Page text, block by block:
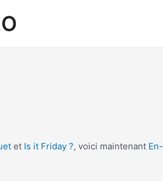
et Is it Friday ?, voici maintenant En-